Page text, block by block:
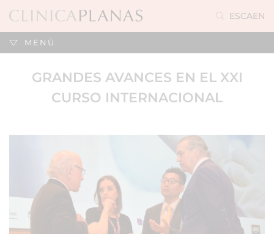
ESCAEN
MENÚ
GRANDES AVANCES EN EL XXI
CURSO INTERNACIONAL